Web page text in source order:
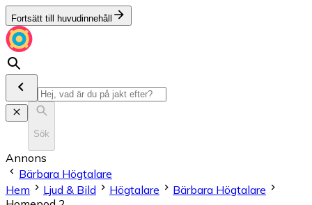
Fortsätt till huvudinnehåll
Sök
Annons
Bärbara Högtalare
Hem
Ljud & Bild Högtalare
Bärbara Högtalare